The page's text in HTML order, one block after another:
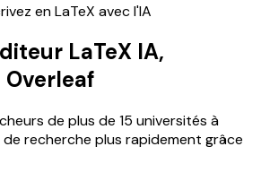
en LaTeX avec l'IA
LaTeX IA,
de plus de 15 universités à
recherche plus rapidement grâce